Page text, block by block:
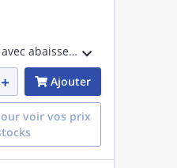
Ballast électronique avec abaissement de puissance de 24h à 6h pour lampe sodium haute pression 100W.
Ajouter
voir vos prix